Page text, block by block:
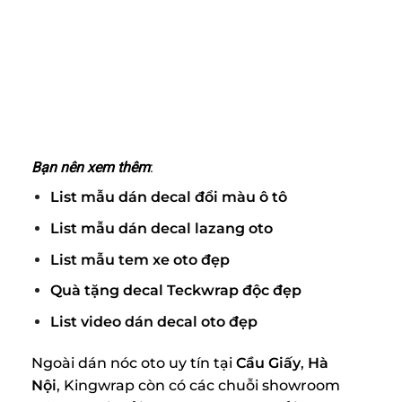
Bạn nên xem thêm:
List mẫu dán decal đổi màu ô tô
List mẫu dán decal lazang oto
List mẫu tem xe oto đẹp
Quà tặng decal Teckwrap độc đẹp
List video dán decal oto đẹp
Ngoài dán nóc oto uy tín tại Cầu Giấy, Hà
Nội, Kingwrap còn có các chuỗi showroom